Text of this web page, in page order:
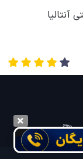
آنتالیا